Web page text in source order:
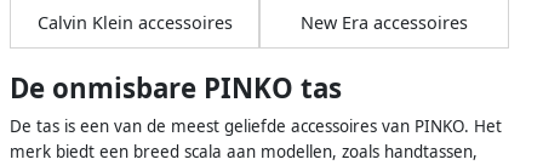
Calvin Klein accessoires New Era accessoires
De onmisbare PINKO tas
De tas is een van de meest geliefde accessoires van PINKO. Het
merk biedt een breed scala aan modellen, zoals handtassen,